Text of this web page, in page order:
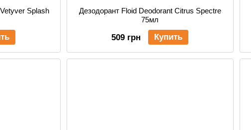
Splash
Дезодорант Floid Deodorant Citrus Spectre
75мл
509 грн Купить